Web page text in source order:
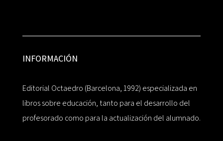
INFORMACIÓN
Editorial Octaedro (Barcelona, 1992) especializada en
libros sobre educación, tanto para el desarrollo del
profesorado como para la actualización del alumnado.